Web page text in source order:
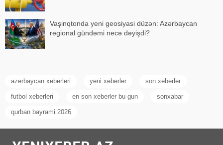
Vaşinqtonda yeni geosiyasi düzən: Azərbaycan
regional gündəmi necə dəyişdi?
azerbaycan xeberleri yeni xeberler son xeberler
futbol xeberleri en son xeberler bu gun sonxabar
qurban bayrami 2026